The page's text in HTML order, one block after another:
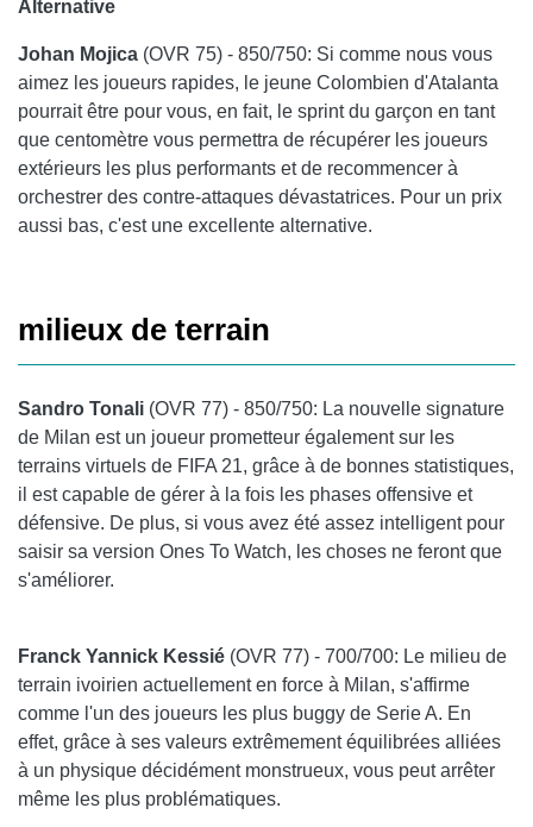
Alternative
Johan Mojica (OVR 75) - 850/750: Si comme nous vous
aimez les joueurs rapides, le jeune Colombien d'Atalanta
pourrait être pour vous, en fait, le sprint du garçon en tant
que centomètre vous permettra de récupérer les joueurs
extérieurs les plus performants et de recommencer à
orchestrer des contre-attaques dévastatrices. Pour un prix
aussi bas, c'est une excellente alternative.
milieux de terrain
Sandro Tonali (OVR 77) - 850/750: La nouvelle signature
de Milan est un joueur prometteur également sur les
terrains virtuels de FIFA 21, grâce à de bonnes statistiques,
il est capable de gérer à la fois les phases offensive et
défensive. De plus, si vous avez été assez intelligent pour
saisir sa version Ones To Watch, les choses ne feront que
s'améliorer.
Franck Yannick Kessié (OVR 77) - 700/700: Le milieu de
terrain ivoirien actuellement en force à Milan, s'affirme
comme l'un des joueurs les plus buggy de Serie A. En
effet, grâce à ses valeurs extrêmement équilibrées alliées
à un physique décidément monstrueux, vous peut arrêter
même les plus problématiques.